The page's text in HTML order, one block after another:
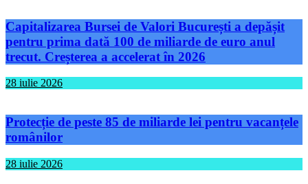
Capitalizarea Bursei de Valori București a depășit
pentru prima dată 100 de miliarde de euro anul
trecut. Creșterea a accelerat în 2026
28 iulie 2026
Protecție de peste 85 de miliarde lei pentru vacanțele
românilor
28 iulie 2026